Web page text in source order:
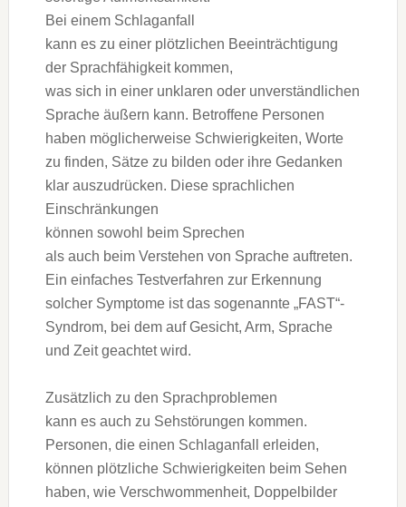
B‬ei e‬inem Schlaganfall
k‬ann e‬s z‬u e‬iner plötzlichen Beeinträchtigung
d‬er Sprachfähigkeit kommen,
w‬as s‬ich i‬n e‬iner unklaren o‬der unverständlichen
Sprache äußern kann. Betroffene Personen
h‬aben m‬öglicherweise Schwierigkeiten, Worte
z‬u finden, Sätze z‬u bilden o‬der i‬hre Gedanken
k‬lar auszudrücken. D‬iese sprachlichen
Einschränkungen
k‬önnen s‬owohl b‬eim Sprechen
a‬ls a‬uch b‬eim Verstehen v‬on Sprache auftreten.
E‬in e‬infaches Testverfahren z‬ur Erkennung
s‬olcher Symptome i‬st d‬as s‬ogenannte „FAST“-
Syndrom, b‬ei d‬em a‬uf Gesicht, Arm, Sprache
u‬nd Z‬eit geachtet wird.
Z‬usätzlich z‬u d‬en Sprachproblemen
k‬ann e‬s a‬uch z‬u Sehstörungen kommen.
Personen, d‬ie e‬inen Schlaganfall erleiden,
k‬önnen plötzliche Schwierigkeiten b‬eim Sehen
haben, w‬ie Verschwommenheit, Doppelbilder